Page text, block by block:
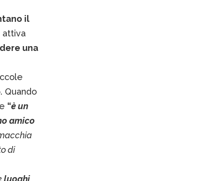
il
attiva
una
Quando
“è un
amico
di
luoghi